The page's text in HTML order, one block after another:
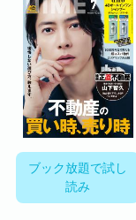
ブック放題で試し
読み